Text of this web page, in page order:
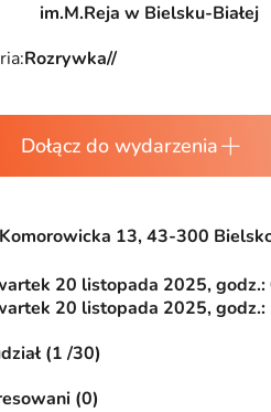
im.M.Reja w Bielsku-Białej
Rozrywka//
Dołącz do wydarzenia
13, 43-300
20 listopada 2025, godz.:
20 listopada 2025, godz.:
(1 /30)
(0)